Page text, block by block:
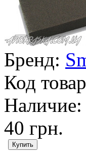
Бренд:
Код
Наличие:
40 грн.